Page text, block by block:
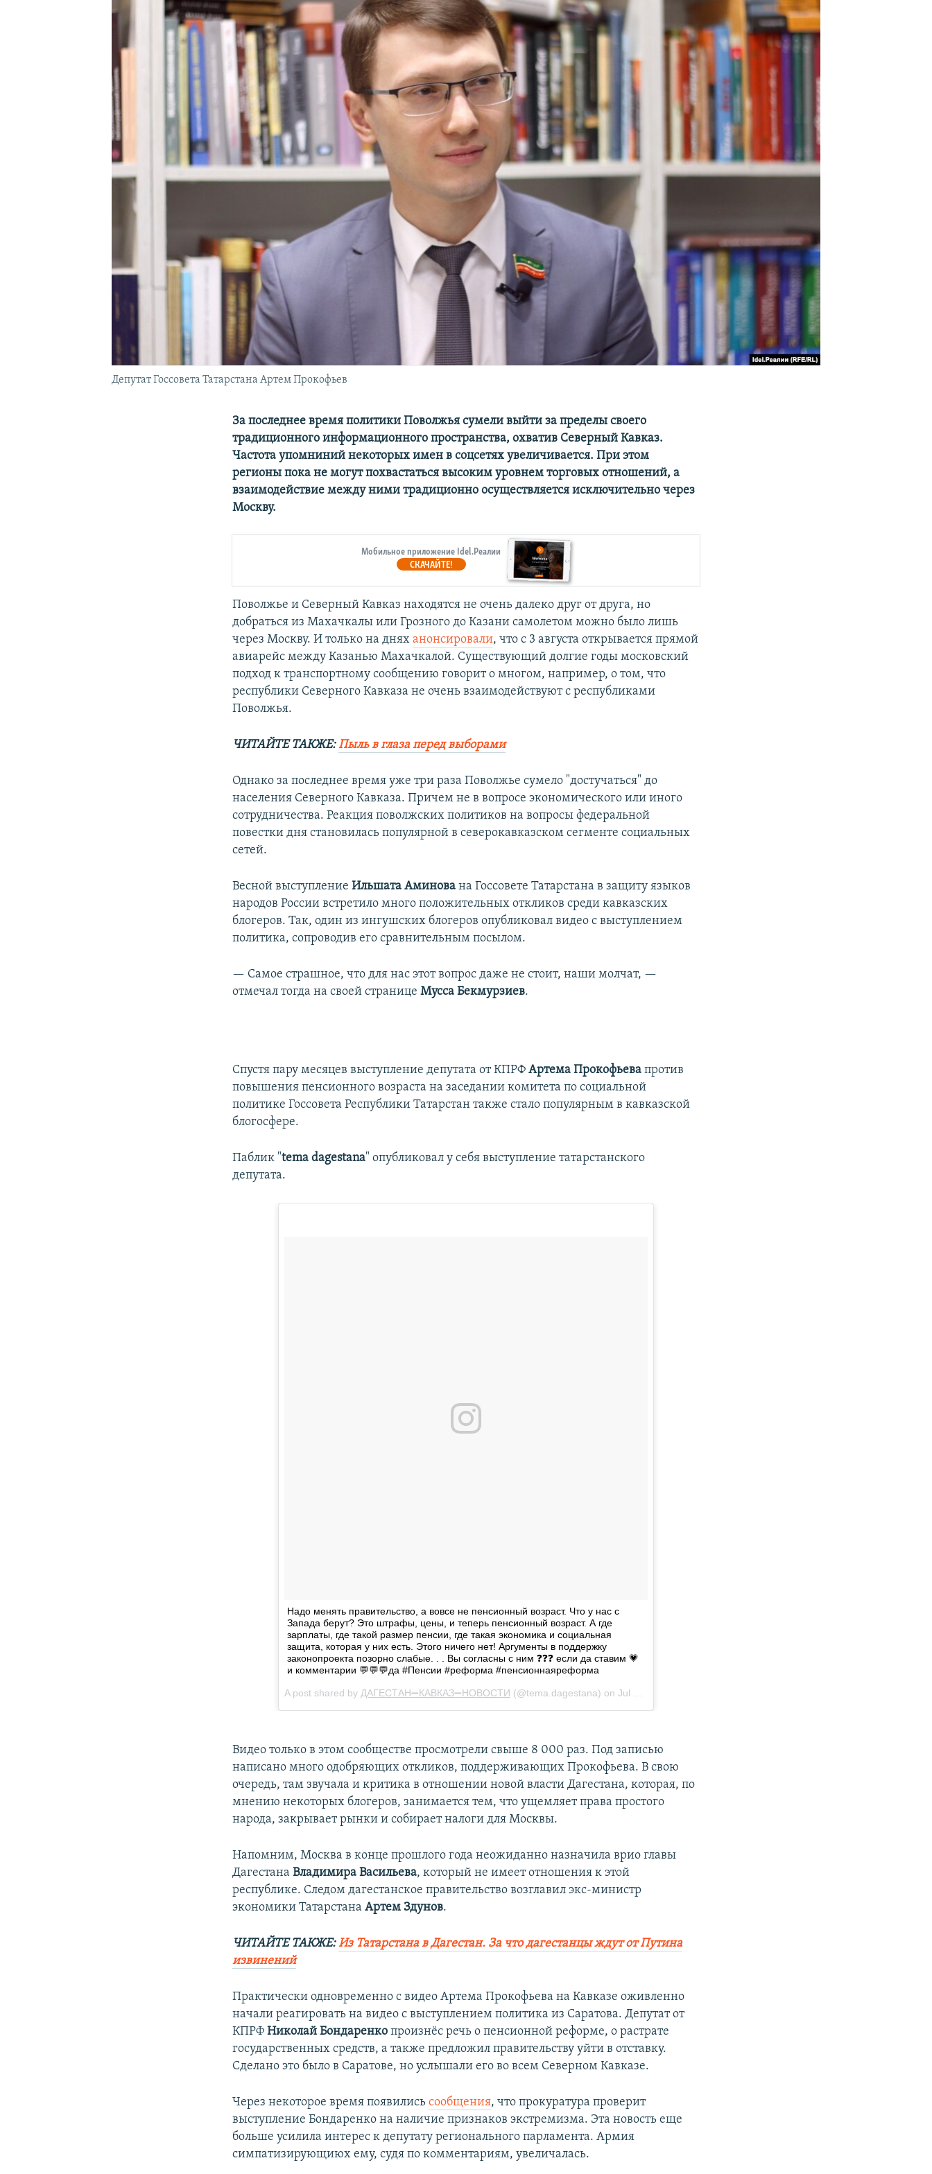
ПОДПИШИТЕСЬ НА РАССЫЛКУ
Депутат Госсовета Татарстана Артем Прокофьев
За последнее время политики Поволжья сумели выйти за пределы своего
традиционного информационного пространства, охватив Северный Кавказ.
Частота упомниний некоторых имен в соцсетях увеличивается. При этом
регионы пока не могут похвастаться высоким уровнем торговых отношений, а
взаимодействие между ними традиционно осуществляется исключительно через
Москву.
Мобильное приложение Idel.Реалии
СКАЧАЙТЕ!
Поволжье и Северный Кавказ находятся не очень далеко друг от друга, но
добраться из Махачкалы или Грозного до Казани самолетом можно было лишь
через Москву. И только на дняханонсировали, что с 3 августа открывается прямой
авиарейс между Казанью Махачкалой. Существующий долгие годы московский
подход к транспортному сообщению говорит о многом, например, о том, что
республики Северного Кавказа не очень взаимодействуют с республиками
Поволжья.
ЧИТАЙТЕ ТАКЖЕ:Пыль в глаза перед выборами
Однако за последнее время уже три раза Поволжье сумело "достучаться" до
населения Северного Кавказа. Причем не в вопросе экономического или иного
сотрудничества. Реакция поволжских политиков на вопросы федеральной
повестки дня становилась популярной в северокавказском сегменте социальных
сетей.
Весной выступлениеИльшата Аминова на Госсовете Татарстана в защиту языков
народов России встретило много положительных откликов среди кавказских
блогеров. Так, один из ингушских блогеров опубликовал видео с выступлением
политика, сопроводив его сравнительным посылом.
— Самое страшное, что для нас этот вопрос даже не стоит, наши молчат, —
отмечал тогда на своей страницеМусса Бекмурзиев.
Спустя пару месяцев выступление депутата от КПРФАртема Прокофьева против
повышения пенсионного возраста на заседании комитета по социальной
политике Госсовета Республики Татарстан также стало популярным в кавказской
блогосфере.
Паблик "tema dagestana" опубликовал у себя выступление татарстанского
депутата.
Видео только в этом сообществе просмотрели свыше 8 000 раз. Под записью
написано много одобряющих откликов, поддерживающих Прокофьева. В свою
очередь, там звучала и критика в отношении новой власти Дагестана, которая, по
мнению некоторых блогеров, занимается тем, что ущемляет права простого
народа, закрывает рынки и собирает налоги для Москвы.
Напомним, Москва в конце прошлого года неожиданно назначила врио главы
ДагестанаВладимира Васильева, который не имеет отношения к этой
республике. Следом дагестанское правительство возглавил экс-министр
экономики ТатарстанаАртем Здунов.
ЧИТАЙТЕ ТАКЖЕ:Из Татарстана в Дагестан. За что дагестанцы ждут от Путина
извинений
Практически одновременно с видео Артема Прокофьева на Кавказе оживленно
начали реагировать на видео с выступлением политика из Саратова. Депутат от
КПРФНиколай Бондаренко произнёс речь о пенсионной реформе, о растрате
государственных средств, а также предложил правительству уйти в отставку.
Сделано это было в Саратове, но услышали его во всем Северном Кавказе.
Через некоторое время появилисьсообщения, что прокуратура проверит
выступление Бондаренко на наличие признаков экстремизма. Эта новость еще
больше усилила интерес к депутату регионального парламента. Армия
симпатизирующиюх ему, судя по комментариям, увеличалась.